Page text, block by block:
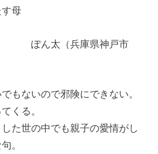
母
庫県神戸市
もないので邪険にできない。
くる。
た世の中でも親子の愛情がし
。